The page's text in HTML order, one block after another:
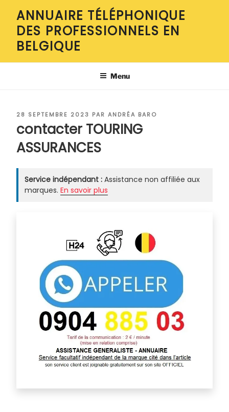
contenu
principal
ANNUAIRE TÉLÉPHONIQUE
DES PROFESSIONNELS EN
BELGIQUE
Menu
PUBLIÉ
28 SEPTEMBRE 2023 PAR ANDRÉA BARO
contacter TOURING
ASSURANCES
Service indépendant : Assistance non affiliée aux
marques. En savoir plus